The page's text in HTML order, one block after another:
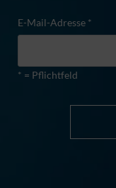
E-Mail-Adresse *
* = Pflichtfeld